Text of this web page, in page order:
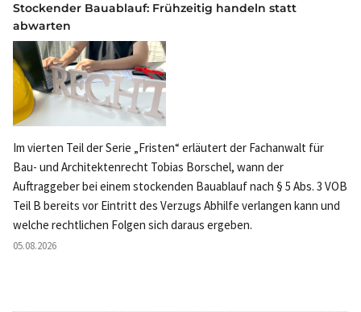
Stockender Bauablauf: Frühzeitig handeln statt
abwarten
Im vierten Teil der Serie „Fristen“ erläutert der Fachanwalt für
Bau- und Architektenrecht Tobias Borschel, wann der
Auftraggeber bei einem stockenden Bauablauf nach § 5 Abs. 3 VOB
Teil B bereits vor Eintritt des Verzugs Abhilfe verlangen kann und
welche rechtlichen Folgen sich daraus ergeben.
05.08.2026